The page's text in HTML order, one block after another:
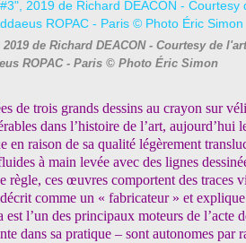
de Richard DEACON - Courtesy de
ROPAC - Paris © Photo Éric Simon
de trois grands dessins au crayon sur
dans l’histoire de l’art, aujourd’hui
en raison de sa qualité légèrement
à main levée avec des lignes
règle, ces œuvres comportent des traces
comme un « fabricateur » et
l’un des principaux moteurs de l’acte
dans sa pratique – sont autonomes par